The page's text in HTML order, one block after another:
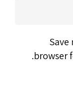
browser